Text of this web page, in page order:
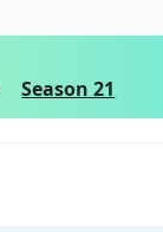
Season 21